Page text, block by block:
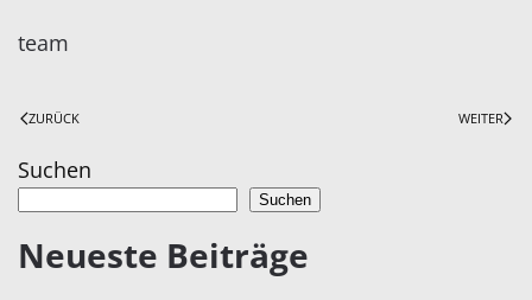
team
ZURÜCK WEITER
Suchen
Suchen
Neueste Beiträge